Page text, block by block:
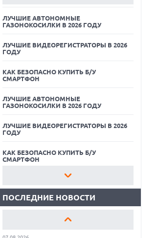
ЛУЧШИЕ АВТОНОМНЫЕ
ГАЗОНОКОСИЛКИ В 2026 ГОДУ
ЛУЧШИЕ ВИДЕОРЕГИСТРАТОРЫ В 2026
ГОДУ
КАК БЕЗОПАСНО КУПИТЬ Б/У
СМАРТФОН
ЛУЧШИЕ АВТОНОМНЫЕ
ГАЗОНОКОСИЛКИ В 2026 ГОДУ
ЛУЧШИЕ ВИДЕОРЕГИСТРАТОРЫ В 2026
ГОДУ
КАК БЕЗОПАСНО КУПИТЬ Б/У
СМАРТФОН
ЛУЧШИЕ АВТОНОМНЫЕ
ЛУЧШИЕ ВИДЕОРЕГИСТРАТОРЫ В 2026
ПОСЛЕДНИЕ НОВОСТИ
XENIUM ВЫПУСТИЛА КНОПОЧНЫЕ
СМАРТФОНЫ С ПОДДЕРЖКОЙ СЕТЕЙ 4G
07.08.2026
СЕНСОРНЫМ ЭКРАНОМ НА КЕЙСЕ ДЛЯ
07.08.2026
GOOGLE ПЕРЕИМЕНОВЫВАЕТ
СМАРТФОНАХ PIXEL 11 PRO